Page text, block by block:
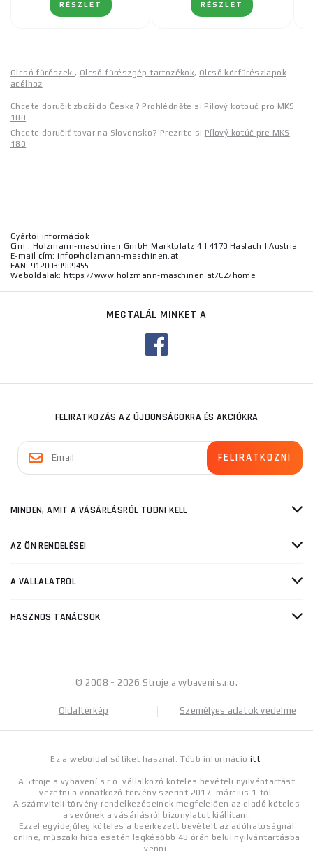
RÉSZLET RÉSZLET
Olcsó fűrészek, Olcsó fűrészgép tartozékok, Olcsó körfűrészlapok
acélhoz
Chcete doručit zboží do Česka? Prohlédněte si Pilový kotouč pro MKS
180
Chcete doručiť tovar na Slovensko? Prezrite si Pílový kotúč pre MKS
180
Gyártói információk
Cím : Holzmann-maschinen GmbH Marktplatz 4 | 4170 Haslach | Austria
E-mail cím: info@holzmann-maschinen.at
EAN: 9120039909455
Weboldalak: https://www.holzmann-maschinen.at/CZ/home
MEGTALÁL MINKET A
FELIRATKOZÁS AZ ÚJDONSÁGOKRA ÉS AKCIÓKRA
MINDEN, AMIT A VÁSÁRLÁSRÓL TUDNI KELL
AZ ÖN RENDELÉSEI
A VÁLLALATRÓL
HASZNOS TANÁCSOK
© 2008 - 2026 Stroje a vybavení s.r.o.
Oldaltérkép Személyes adatok védelme
Ez a weboldal sütiket használ. Több információitt.
A Stroje a vybavení s.r.o. vállalkozó köteles bevételi nyilvántartást
vezetni a vonatkozó törvény szerint 2017. március 1-től.
A számviteli törvény rendelkezéseinek megfelelően az eladó köteles
a vevőnek a vásárlásról bizonylatot kiállítani.
Ezzel egyidejűleg köteles a beérkezett bevételt az adóhatóságnál
online, műszaki hiba esetén legkésőbb 48 órán belül nyilvántartásba
venni.